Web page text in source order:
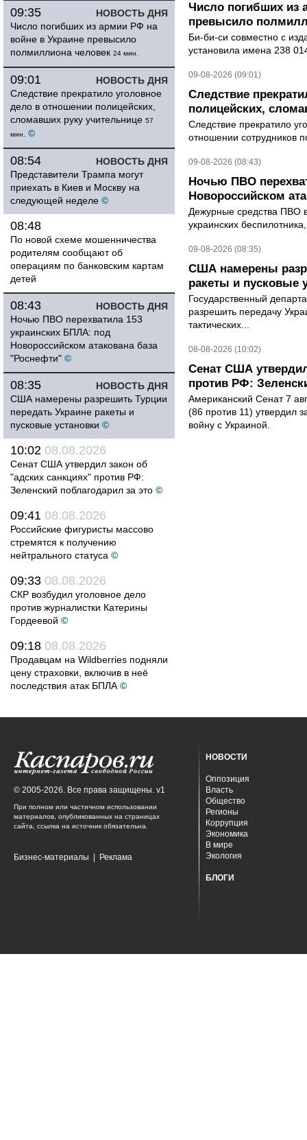
НОВОСТЬ ДНЯ
09:35
Число погибших из армии РФ на
войне в Украине превысило
полмиллиона человек 24 мин.
НОВОСТЬ ДНЯ
09:01
Следствие прекратило уголовное
дело в отношении полицейских,
сломавших руку учительнице 57
мин.
©
НОВОСТЬ ДНЯ
08:54
Представители Трампа могут
приехать в Киев и Москву на
следующей неделе ©
08:48
По новой схеме мошенничества
родителям сообщают об
операциям по банковским картам
детей
НОВОСТЬ ДНЯ
08:43
Ночью ПВО перехватила 153
украинских БПЛА: под
Новороссийском атакована база
"Роснефти" ©
НОВОСТЬ ДНЯ
08:35
США намерены разрешить Турции
передать Украине ракеты и
пусковые установки ©
10:02 08.08.2026
Сенат США утвердил закон об
"адских санкциях" против РФ:
Зеленский поблагодарил за это ©
09:41 08.08.2026
Российские фигуристы массово
стремятся к получению
нейтрального статуса ©
09:33 08.08.2026
СКР возбудил уголовное дело
против журналистки Катерины
Гордеевой ©
09:18 08.08.2026
Продавцам на Wildberries подняли
цену страховки, включив в неё
последствия атак БПЛА ©
Число погибших из
превысило
Би-би-си совместно с
установила имена 238
09-08-2026 (09:01)
Следствие
полицейских,
Следствие прекратило
отношении сотрудников
09-08-2026 (08:43)
Ночью ПВО
Новороссийском
Дежурные средства ПВО
украинских
09-08-2026 (08:35)
США намерены
ракеты и пусковые
Государственный
разрешить передачу
тактических...
08-08-2026 (10:02)
Сенат США
против РФ:
Американский Сенат 7
(86 против 11) утвердил
войну с Украиной.
© 2005-2026. Все права защищены. v1
При полном или частичном использовании
материалов, опубликованных на страницах
сайта, ссылка на источник обязательна.
Бизнес-материалы Реклама
НОВОСТИ
Оппозиция
Власть
Общество
Регионы
Коррупция
Экономика
В мире
Экология
БЛОГИ